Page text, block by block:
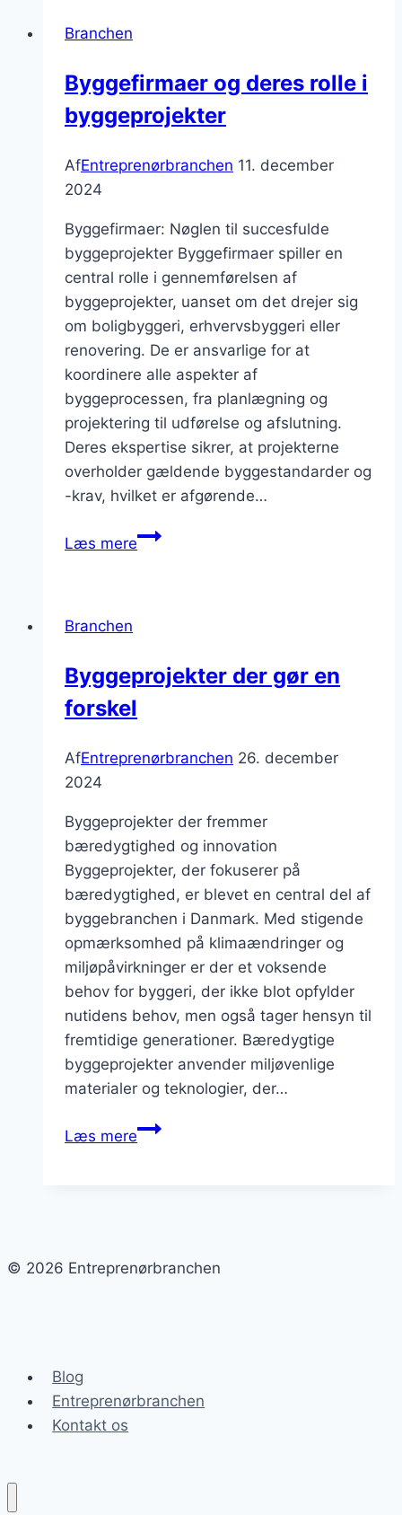
Branchen
Byggefirmaer og deres rolle i
byggeprojekter
AfEntreprenørbranchen 11. december
2024
Byggefirmaer: Nøglen til succesfulde
byggeprojekter Byggefirmaer spiller en
central rolle i gennemførelsen af
byggeprojekter, uanset om det drejer sig
om boligbyggeri, erhvervsbyggeri eller
renovering. De er ansvarlige for at
koordinere alle aspekter af
byggeprocessen, fra planlægning og
projektering til udførelse og afslutning.
Deres ekspertise sikrer, at projekterne
overholder gældende byggestandarder og
-krav, hvilket er afgørende…
Læs mereByggefirmaer
Branchen
Byggeprojekter der gør en
forskel
AfEntreprenørbranchen 26. december
2024
Byggeprojekter der fremmer
bæredygtighed og innovation
Byggeprojekter, der fokuserer på
bæredygtighed, er blevet en central del af
byggebranchen i Danmark. Med stigende
opmærksomhed på klimaændringer og
miljøpåvirkninger er der et voksende
behov for byggeri, der ikke blot opfylder
nutidens behov, men også tager hensyn til
fremtidige generationer. Bæredygtige
byggeprojekter anvender miljøvenlige
materialer og teknologier, der…
Læs mereByggeprojekter
© 2026 Entreprenørbranchen
Blog
Entreprenørbranchen
Kontakt os